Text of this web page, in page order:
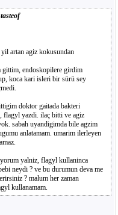
artan agiz kokusundan
gittim, endoskopilere girdim
koca kari isleri bir sürü sey
doktor gaitada bakteri
flagyl yazdi. ilaç bitti ve agiz
sabah uyandigimda bile agzim
anlatamam. umarim ilerleyen
yalniz, flagyl kullaninca
neydi ? ve bu durumun deva me
? malum her zaman
kullanamam.